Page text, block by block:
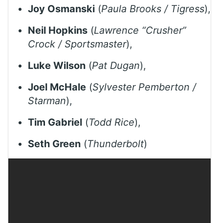
Joy Osmanski (Paula Brooks / Tigress),
Neil Hopkins (Lawrence “Crusher”
Crock / Sportsmaster),
Luke Wilson (Pat Dugan),
Joel McHale (Sylvester Pemberton /
Starman),
Tim Gabriel (Todd Rice),
Seth Green (Thunderbolt)